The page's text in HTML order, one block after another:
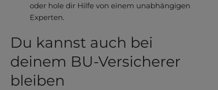
oder hole dir Hilfe von einem unabhängigen
Experten.
Du kannst auch bei
deinem BU-Ver­sicherer
bleiben